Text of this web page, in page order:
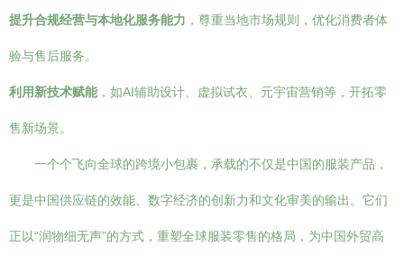
提升合规经营与本地化服务能力 ，尊重当地市场规则，优化消费者体
验与售后服务。
利用新技术赋能，如AI辅助设计、虚拟试衣、元宇宙营销等，开拓零
售新场景。
一个个飞向全球的跨境小包裹，承载的不仅是中国的服装产品，
更是中国供应链的效能、数字经济的创新力和文化审美的输出。它们
正以“润物细无声”的方式，重塑全球服装零售的格局，为中国外贸高